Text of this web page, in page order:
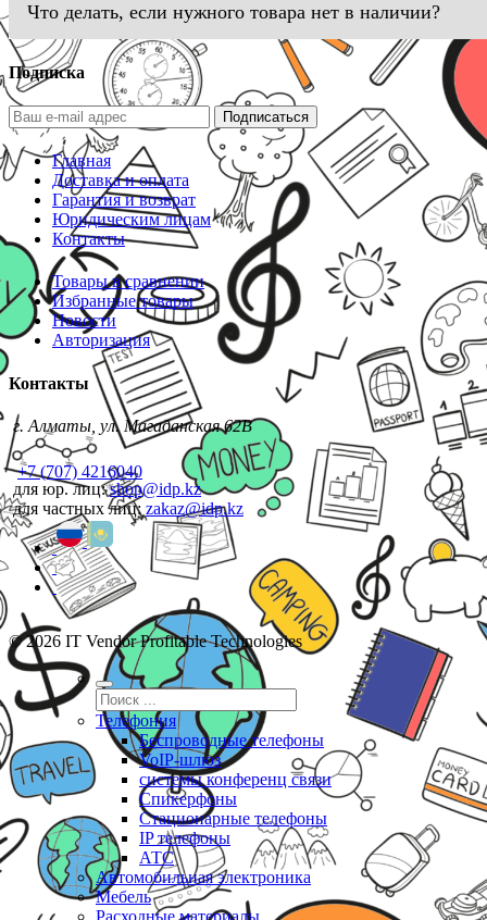
Что делать, если нужного товара нет в наличии?
Подписка
Подписаться
Главная
Доставка и оплата
Гарантия и возврат
Юридическим лицам
Контакты
Товары в сравнении
Избранные товары
Новости
Авторизация
Контакты
г. Алматы, ул. Магаданская 62В
+7 (707) 4216040
для юр. лиц:shop@idp.kz
для частных лиц: zakaz@idp.kz
© 2026 IT Vendor Profitable Technologies
Телефония
Беспроводные телефоны
VoIP-шлюз
системы конференц связи
Спикерфоны
Стационарные телефоны
IP телефоны
АТС
Автомобильная электроника
Мебель
Расходные материалы